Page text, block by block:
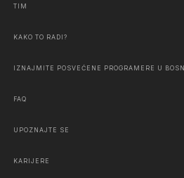
TIM
KAKO TO RADI?
IZNAJMITE POSVEĆENE PROGRAMERE U
FAQ
UPOZNAJTE SE
KARIJERE